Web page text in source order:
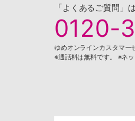
「よくあるご質問」は
0120-
ゆめオンラインカスタマー
※通話料は無料です。 ※ネ